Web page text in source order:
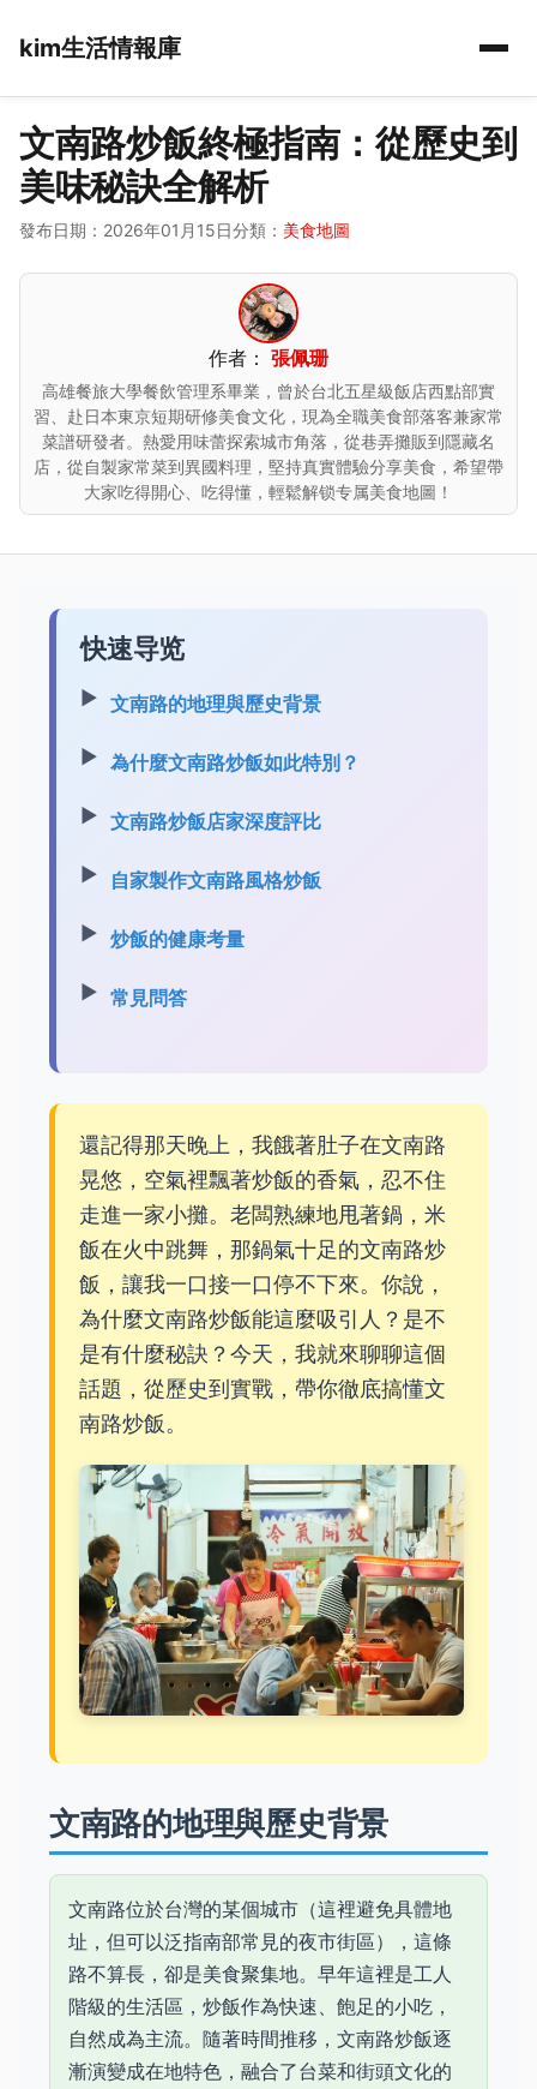
kim生活情報庫
文南路炒飯終極指南：從歷史到
美味秘訣全解析
發布日期：2026年01月15日分類： 美食地圖
作者： 張佩珊
高雄餐旅大學餐飲管理系畢業，曾於台北五星級飯店西點部實
習、赴日本東京短期研修美食文化，現為全職美食部落客兼家常
菜譜研發者。熱愛用味蕾探索城市角落，從巷弄攤販到隱藏名
店，從自製家常菜到異國料理，堅持真實體驗分享美食，希望帶
大家吃得開心、吃得懂，輕鬆解锁专属美食地圖！
快速导览
文南路的地理與歷史背景
為什麼文南路炒飯如此特別？
文南路炒飯店家深度評比
自家製作文南路風格炒飯
炒飯的健康考量
常見問答
還記得那天晚上，我餓著肚子在文南路
晃悠，空氣裡飄著炒飯的香氣，忍不住
走進一家小攤。老闆熟練地甩著鍋，米
飯在火中跳舞，那鍋氣十足的文南路炒
飯，讓我一口接一口停不下來。你說，
為什麼文南路炒飯能這麼吸引人？是不
是有什麼秘訣？今天，我就來聊聊這個
話題，從歷史到實戰，帶你徹底搞懂文
南路炒飯。
文南路的地理與歷史背景
文南路位於台灣的某個城市（這裡避免具體地
址，但可以泛指南部常見的夜市街區），這條
路不算長，卻是美食聚集地。早年這裡是工人
階級的生活區，炒飯作為快速、飽足的小吃，
自然成為主流。隨著時間推移，文南路炒飯逐
漸演變成在地特色，融合了台菜和街頭文化的